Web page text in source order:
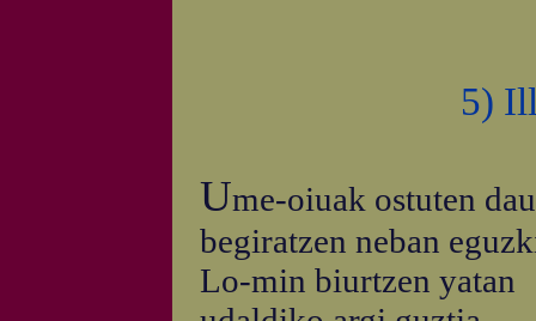
5)
Ume-oiuak ostuten
begiratzen neban
Lo-min biurtzen yatan